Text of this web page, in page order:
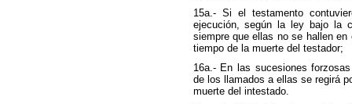
15a.- Si el testamento
ejecución, según la ley bajo la
siempre que ellas no se hallen
tiempo de la muerte del testador;
16a.- En las sucesiones
de los llamados a ellas se regirá
muerte del intestado.